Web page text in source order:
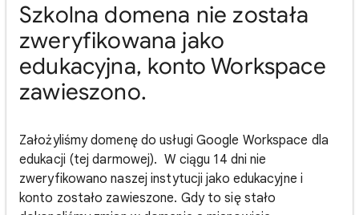
Szkolna domena nie została
zweryfikowana jako
edukacyjna, konto Workspace
zawieszono.
Założyliśmy domenę do usługi Google Workspace dla
edukacji (tej darmowej). W ciągu 14 dni nie
zweryfikowano naszej instytucji jako edukacyjne i
konto zostało zawieszone. Gdy to się stało